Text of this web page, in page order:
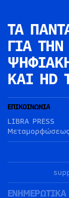
ΤΑ
ΓΙΑ ΤΗΝ
ΚΑΙ HD
ΕΠΙΚΟΙΝΩΝΙΑ
LIBRA PRESS
ΕΝΗΜΕΡΩΤΙΚΑ